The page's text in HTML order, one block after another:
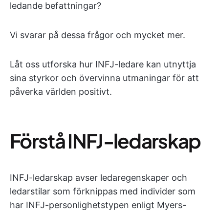
ledande befattningar?
Vi svarar på dessa frågor och mycket mer.
Låt oss utforska hur INFJ-ledare kan utnyttja
sina styrkor och övervinna utmaningar för att
påverka världen positivt.
Förstå INFJ-ledarskap
INFJ-ledarskap avser ledaregenskaper och
ledarstilar som förknippas med individer som
har INFJ-personlighetstypen enligt Myers-